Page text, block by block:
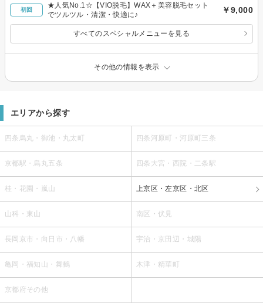
初回
★人気No.1☆【VIO脱毛】WAX＋美容脱毛セット
でツルツル・清潔・快適に♪
￥9,000
すべてのスペシャルメニューを見る
その他の情報を表示
エリアから探す
四条烏丸・御池・丸太町 四条河原町・河原町三条
京都駅・烏丸五条 四条大宮・西院・二条駅
桂・花園・嵐山 上京区・左京区・北区
山科・東山 南区・伏見
長岡京市・向日市・八幡 宇治・京田辺・城陽
亀岡・福知山・舞鶴 木津・精華町
京都府その他